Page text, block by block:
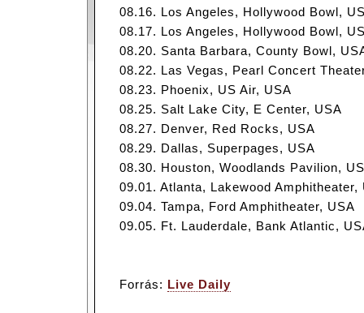
08.16. Los Angeles, Hollywood Bowl,
08.17. Los Angeles, Hollywood Bowl,
08.20. Santa Barbara, County Bowl,
08.22. Las Vegas, Pearl Concert
08.23. Phoenix, US Air, USA
08.25. Salt Lake City, E Center, USA
08.27. Denver, Red Rocks, USA
08.29. Dallas, Superpages, USA
08.30. Houston, Woodlands Pavilion,
09.01. Atlanta, Lakewood Amphitheater,
09.04. Tampa, Ford Amphitheater, USA
09.05. Ft. Lauderdale, Bank Atlantic,
Forrás: Live Daily